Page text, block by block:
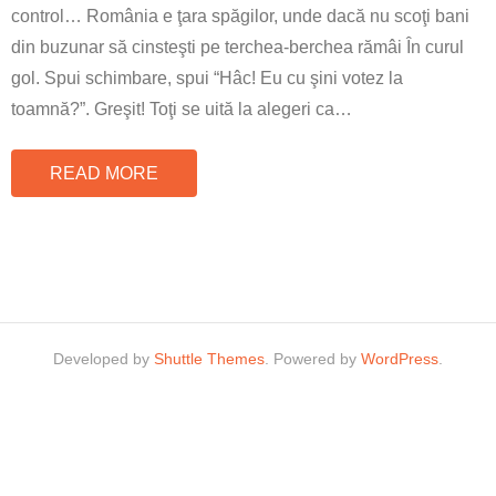
control… România e ţara spăgilor, unde dacă nu scoţi bani
din buzunar să cinsteşti pe terchea-berchea rămâi În curul
gol. Spui schimbare, spui “Hâc! Eu cu şini votez la
toamnă?”. Greşit! Toţi se uită la alegeri ca…
READ MORE
Developed by Shuttle Themes . Powered by WordPress